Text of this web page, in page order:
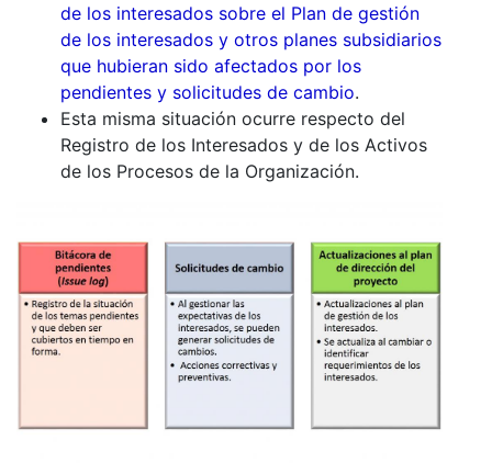
de los interesados sobre el Plan de gestión
de los interesados y otros planes subsidiarios
que hubieran sido afectados por los
pendientes y solicitudes de cambio.
Esta misma situación ocurre respecto del
Registro de los Interesados y de los Activos
de los Procesos de la Organización.